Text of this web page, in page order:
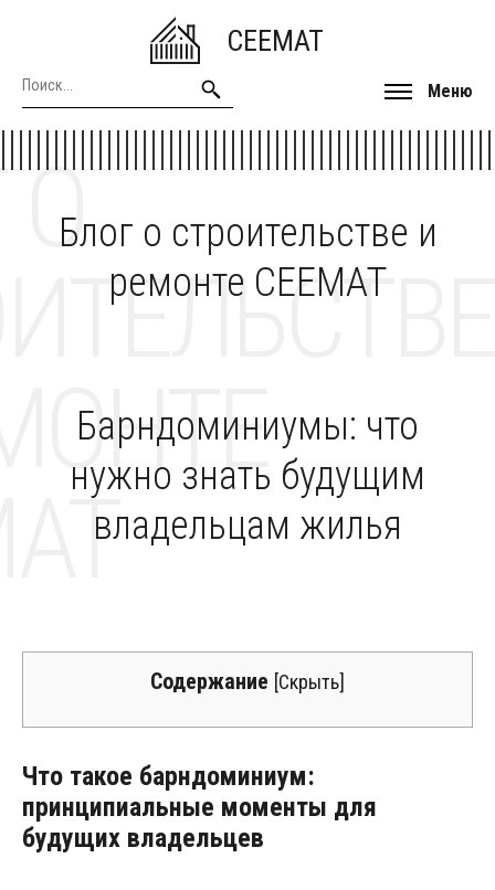
CEEMAT
Меню
Блог о строительстве и
ремонте CEEMAT
О
Барндоминиумы: что
нужно знать будущим
владельцам жилья
Содержание [Скрыть]
Что такое барндоминиум:
принципиальные моменты для
будущих владельцев